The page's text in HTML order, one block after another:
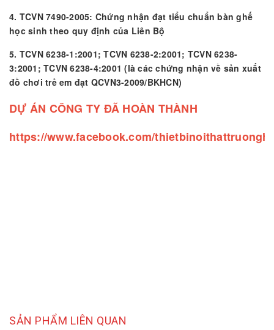
4. TCVN 7490-2005: Chứng nhận đạt tiểu chuẩn bàn ghế
học sinh theo quy định của Liên Bộ
5. TCVN 6238-1:2001; TCVN 6238-2:2001; TCVN 6238-
3:2001; TCVN 6238-4:2001 (là các chứng nhận về sản xuất
đồ chơi trẻ em đạt QCVN3-2009/BKHCN)
DỰ ÁN CÔNG TY ĐÃ HOÀN THÀNH
https://www.facebook.com/
SẢN PHẨM LIÊN QUAN